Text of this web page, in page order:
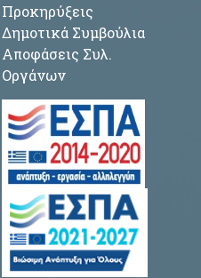
Προκηρύξεις
Δημοτικά Συμβούλια
Αποφάσεις Συλ.
Οργάνων